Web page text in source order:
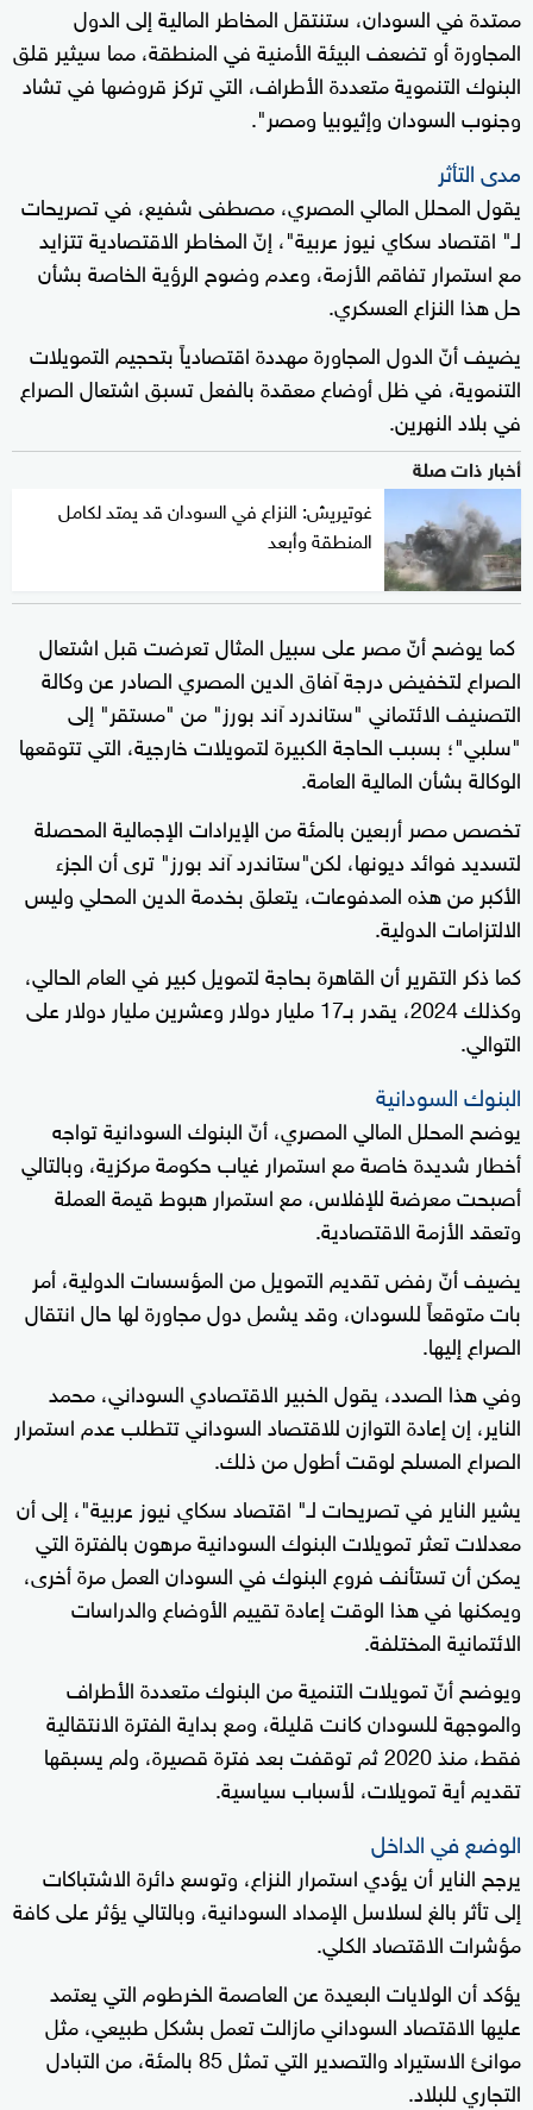
ممتدة في السودان، ستنتقل المخاطر المالية إلى الدول
المجاورة أو تضعف البيئة الأمنية في المنطقة، مما سيثير قلق
البنوك التنموية متعددة الأطراف، التي تركز قروضها في تشاد
وجنوب السودان وإثيوبيا ومصر".
مدى التأثر
يقول المحلل المالي المصري، مصطفى شفيع، في تصريحات
لـ" اقتصاد سكاي نيوز عربية"، إنّ المخاطر الاقتصادية تتزايد
مع استمرار تفاقم الأزمة، وعدم وضوح الرؤية الخاصة بشأن
حل هذا النزاع العسكري.
يضيف أنّ الدول المجاورة مهددة اقتصادياً بتحجيم التمويلات
التنموية، في ظل أوضاع معقدة بالفعل تسبق اشتعال الصراع
في بلاد النهرين.
أخبار ذات صلة
غوتيريش: النزاع في السودان قد يمتد لكامل
المنطقة وأبعد
كما يوضح أنّ مصر على سبيل المثال تعرضت قبل اشتعال
الصراع لتخفيض درجة آفاق الدين المصري الصادر عن وكالة
التصنيف الائتماني "ستاندرد آند بورز" من "مستقر" إلى
"سلبي"؛ بسبب الحاجة الكبيرة لتمويلات خارجية، التي تتوقعها
الوكالة بشأن المالية العامة.
تخصص مصر أربعين بالمئة من الإيرادات الإجمالية المحصلة
لتسديد فوائد ديونها، لكن"ستاندرد آند بورز" ترى أن الجزء
الأكبر من هذه المدفوعات، يتعلق بخدمة الدين المحلي وليس
الالتزامات الدولية.
كما ذكر التقرير أن القاهرة بحاجة لتمويل كبير في العام الحالي،
وكذلك 2024، يقدر بـ17 مليار دولار وعشرين مليار دولار على
التوالي.
البنوك السودانية
يوضح المحلل المالي المصري، أنّ البنوك السودانية تواجه
أخطار شديدة خاصة مع استمرار غياب حكومة مركزية، وبالتالي
أصبحت معرضة للإفلاس، مع استمرار هبوط قيمة العملة
وتعقد الأزمة الاقتصادية.
يضيف أنّ رفض تقديم التمويل من المؤسسات الدولية، أمر
بات متوقعاً للسودان، وقد يشمل دول مجاورة لها حال انتقال
الصراع إليها.
وفي هذا الصدد، يقول الخبير الاقتصادي السوداني، محمد
الناير، إن إعادة التوازن للاقتصاد السوداني تتطلب عدم استمرار
الصراع المسلح لوقت أطول من ذلك.
يشير الناير في تصريحات لـ" اقتصاد سكاي نيوز عربية"، إلى أن
معدلات تعثر تمويلات البنوك السودانية مرهون بالفترة التي
يمكن أن تستأنف فروع البنوك في السودان العمل مرة أخرى،
ويمكنها في هذا الوقت إعادة تقييم الأوضاع والدراسات
الائتمانية المختلفة.
ويوضح أنّ تمويلات التنمية من البنوك متعددة الأطراف
والموجهة للسودان كانت قليلة، ومع بداية الفترة الانتقالية
فقط، منذ 2020 ثم توقفت بعد فترة قصيرة، ولم يسبقها
تقديم أية تمويلات، لأسباب سياسية.
الوضع في الداخل
يرجح الناير أن يؤدي استمرار النزاع، وتوسع دائرة الاشتباكات
إلى تأثر بالغ لسلاسل الإمداد السودانية، وبالتالي يؤثر على كافة
مؤشرات الاقتصاد الكلي.
يؤكد أن الولايات البعيدة عن العاصمة الخرطوم التي يعتمد
عليها الاقتصاد السوداني مازالت تعمل بشكل طبيعي، مثل
موانئ الاستيراد والتصدير التي تمثل 85 بالمئة، من التبادل
التجاري للبلاد.